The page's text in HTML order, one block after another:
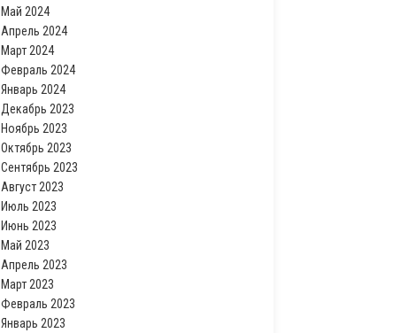
Май 2024
Апрель 2024
Март 2024
Февраль 2024
Январь 2024
Декабрь 2023
Ноябрь 2023
Октябрь 2023
Сентябрь 2023
Август 2023
Июль 2023
Июнь 2023
Май 2023
Апрель 2023
Март 2023
Февраль 2023
Январь 2023